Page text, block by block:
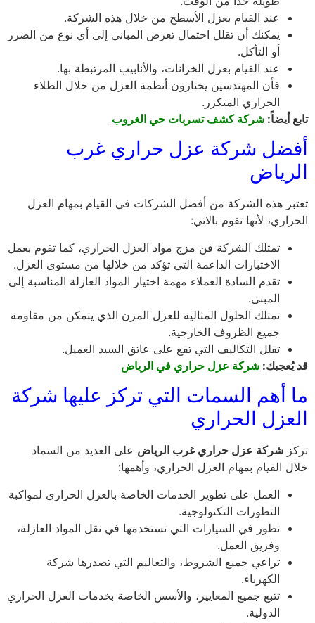
عند القيام بعزل الأسطح من خلال هذه الشركة.
يمكنك أن تقلل احتمال تعرض المباني إلى أي نوع من الضرر
أو التأكل.
عند القيام بعزل الخزانات، والأنابيب المرتبطة بها.
فأن المهندسين يختارون أنظمة العزل من خلال الطلاء
الحراري المتكرر.
تابع أيضاً: شركة كشف تسربات حي الغروب
أفضل شركة عزل حراري غرب
الرياض
تعتبر هذه الشركة من أفضل الشركات في القيام بمهام العزل
الحراري، لأنها تقوم بالاتي:
تمتلك الشركة فن مزج مواد العزل الحراري، كما تقوم بعمل
الاختبارات الداعمة التي تؤكد من خلالها من مستوى العزل.
تقدم السادة العملاء مهمة اختيار المواد العازلة المناسبة إلى
المبنى.
تمتلك الحلول المثالية للعزل المرن الذي يتمكن من مقاومة
جميع الظروف الخارجية.
تقلل التكاليف التي تقع على عاتق السيد العميل.
قد يُعجبك: شركة عزل حراري في الرياض
ما أهم السمات التي تركز عليها شركة
العزل الحراري
تركز شركة عزل حراري غرب الرياض على العديد من السماد
خلال القيام بمهام العزل الحراري، وأهمها:
العمل على تطوير الخدمات الخاصة بالعزل الحراري لمواكبة
التطورات التكنولوجية.
تطور في السيارات التي تستخدمها في نقل المواد العازلة،
وفريق العمل.
تراعي جميع الشروط، والتعاليم التي تصدرها شركة
الكهرباء.
تتبع جميع المعايير، والأسس الخاصة بخدمات العزل الحراري
الدولية.